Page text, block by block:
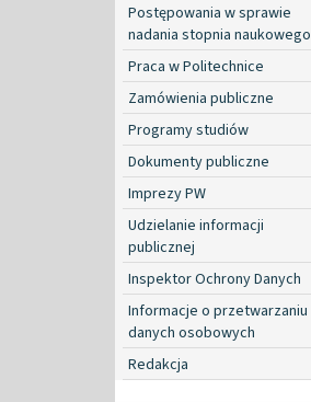
Postępowania w sprawie
nadania stopnia naukowego
Praca w Politechnice
Zamówienia publiczne
Programy studiów
Dokumenty publiczne
Imprezy PW
Udzielanie informacji
publicznej
Inspektor Ochrony Danych
Informacje o przetwarzaniu
danych osobowych
Redakcja